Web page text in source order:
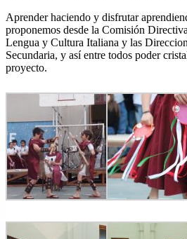
Aprender haciendo y disfrutar
proponemos desde la Comisión
Lengua y Cultura Italiana y las
Secundaria, y así entre todos poder
proyecto.